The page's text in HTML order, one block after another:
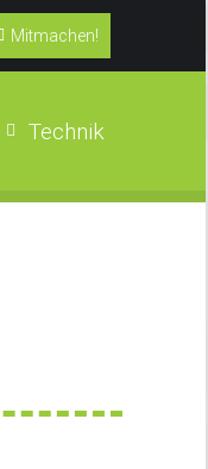
Mitmachen!
Technik